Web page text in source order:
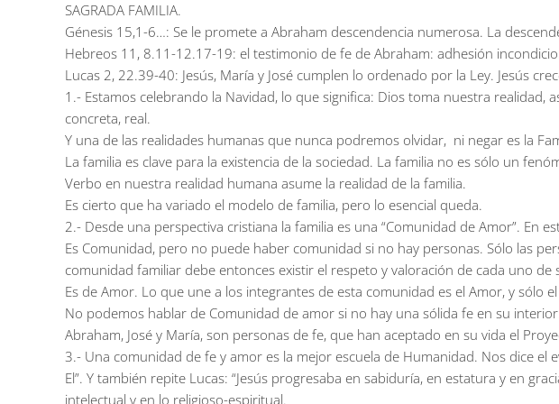
SAGRADA FAMILIA.
Génesis 15,1-6…: Se le promete a Abraham descendencia numerosa. La
Hebreos 11, 8.11-12.17-19: el testimonio de fe de Abraham: adhesión
Lucas 2, 22.39-40: Jesús, María y José cumplen lo ordenado por la Ley. Jesús
1.- Estamos celebrando la Navidad, lo que significa: Dios toma nuestra
concreta, real.
Y una de las realidades humanas que nunca podremos olvidar, ni negar es la
La familia es clave para la existencia de la sociedad. La familia no es sólo un
Verbo en nuestra realidad humana asume la realidad de la familia.
Es cierto que ha variado el modelo de familia, pero lo esencial queda.
2.- Desde una perspectiva cristiana la familia es una “Comunidad de Amor”. En
Es Comunidad, pero no puede haber comunidad si no hay personas. Sólo las
comunidad familiar debe entonces existir el respeto y valoración de cada uno de
Es de Amor. Lo que une a los integrantes de esta comunidad es el Amor, y
No podemos hablar de Comunidad de amor si no hay una sólida fe en su
Abraham, José y María, son personas de fe, que han aceptado en su vida el
3.- Una comunidad de fe y amor es la mejor escuela de Humanidad. Nos dice el
El”. Y también repite Lucas: “Jesús progresaba en sabiduría, en estatura y en
intelectual y en lo religioso-espiritual.